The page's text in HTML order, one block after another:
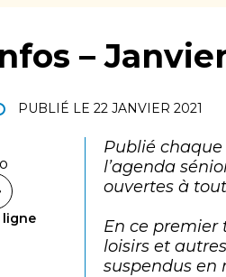
–
PUBLIÉ LE 22 JANVIER 2021
ligne
Publié
l’agenda
ouvertes à
En ce premier
loisirs et
suspendus en